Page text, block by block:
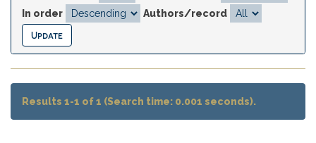
In order
Authors/record
Results 1-1 of 1 (Search time: 0.001 seconds).